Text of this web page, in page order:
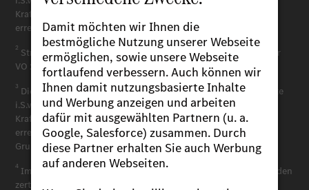
Kraftstoffverbrauchswerte wurden auf Basis dieser Werte
errechnet.
2 Stromverbrauch [und Reichweite] wurde[n] auf Grundlage der
VO 2017/1151/EU ermittelt.
3 Die angegebenen Werte sind die ermittelten „WLTP-CO
-Werte
i.S.v. Art. 2 Nr. 3 Durchführungsverordnung (EU) 2017/1153. Die
Kraftstoffverbrauchswerte wurden auf Basis dieser Werte
errechnet. Stromverbrauch [und Reichweite] wurde[n] auf
Grundlage der VO 2017/1151/EU ermittelt.
4 Im realen Fahrbetrieb können Abweichungen im Vergleich zu den
zertifizierten Normwerten auftreten. Die Realwerte werden von